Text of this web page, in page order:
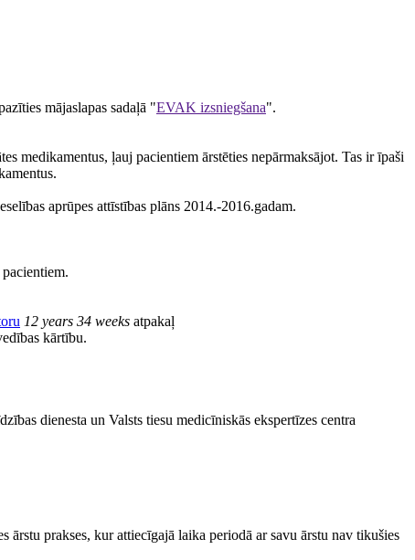
mājaslapas sadaļā "EVAK izsniegšana".
medikamentus, ļauj pacientiem ārstēties nepārmaksājot. Tas ir īpaši
aprūpes attīstības plāns 2014.-2016.gadam.
12 years 34 weeks atpakaļ
kārtību.
dienesta un Valsts tiesu medicīniskās ekspertīzes centra
prakses, kur attiecīgajā laika periodā ar savu ārstu nav tikušies